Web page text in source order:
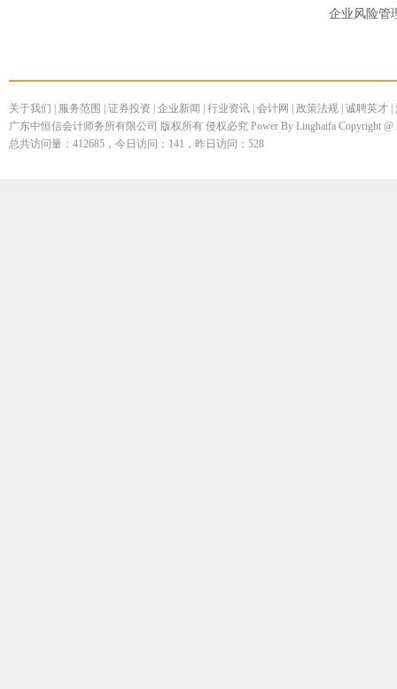
企业风险管
关于我们 服务范围 证券投资 企业新闻 行业资讯 会计网 政策法规 诚聘英才
广东中恒信会计师务所有限公司 版权所有 侵权必究 Power By Linghaifa Copyright
总共访问量：412685，今日访问：141，昨日访问：528